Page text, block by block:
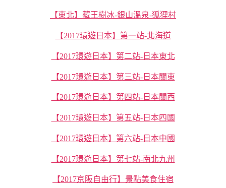
【東北】藏王樹冰-銀山溫泉-狐狸村
【2017環遊日本】第一站-北海道
【2017環遊日本】第二站-日本東北
【2017環遊日本】第三站-日本關東
【2017環遊日本】第四站-日本關西
【2017環遊日本】第五站-日本四國
【2017環遊日本】第六站-日本中國
【2017環遊日本】第七站-南北九州
【2017京阪自由行】景點美食住宿